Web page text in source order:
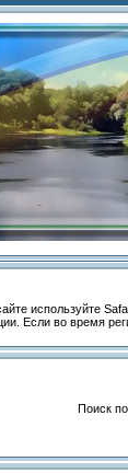
используйте
Если во время
Поиск